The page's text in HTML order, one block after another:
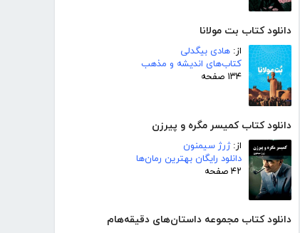
دانلود کتاب بت مولانا
از: هادی بیگدلی
کتاب‌های اندیشه و مذهب
۱۳۴ صفحه
دانلود کتاب کمیسر مگره و پیرزن
از:ژرژ سیمنون
دانلود رایگان بهترین رمان‌ها
۴۲ صفحه
دانلود کتاب مجموعه داستان‌های دقیقه‌هام